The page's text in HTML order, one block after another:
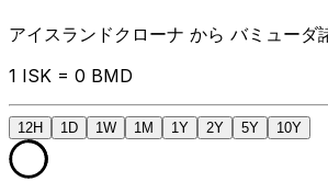
アイスランドクローナ から バミューダ
1 ISK = 0 BMD
12H 1D 1W 1M 1Y 2Y 5Y 10Y